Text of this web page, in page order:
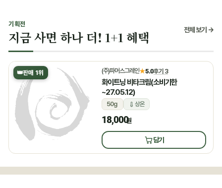
기획전
지금 사면 하나 더! 1+1 혜택 전체 보기 →
👑판매 1위 (주)파머스그레인★5.0후기 3
화이트닝 비타크림(소비기한
~27.05.12)
50g 상온
18,000원
담기